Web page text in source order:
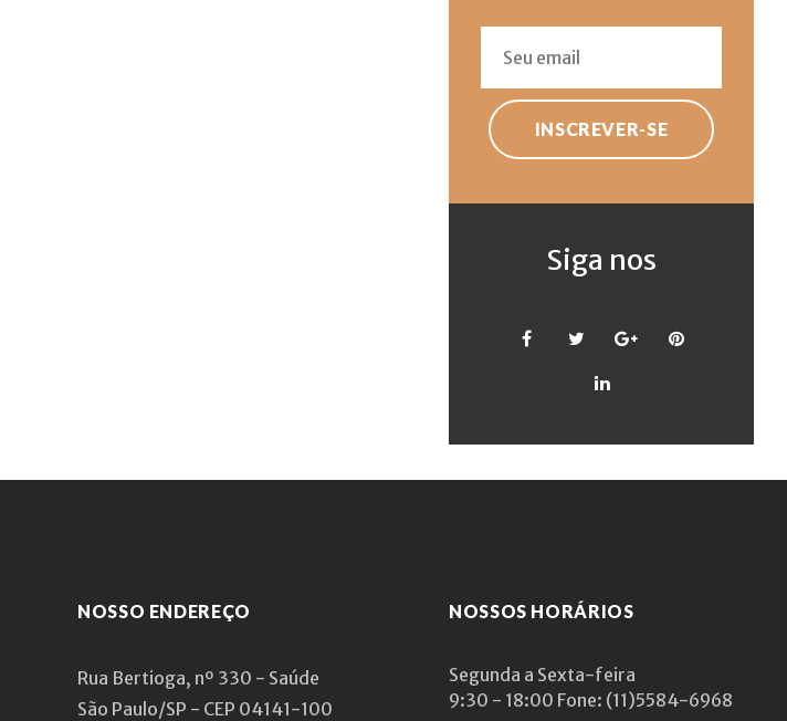
INSCREVER-SE
Siga nos
FacebookTwitter
NOSSO ENDEREÇO
Rua Bertioga, nº 330 - Saúde
São Paulo/SP - CEP 04141-100
NOSSOS HORÁRIOS
Segunda a Sexta-feira
9:30 - 18:00 Fone: (11)5584-6968